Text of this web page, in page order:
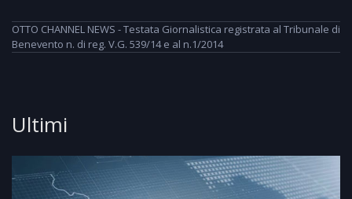
OTTO CHANNEL NEWS - Testata Giornalistica registrata al Tribunale di
Benevento n. di reg. V.G. 539/14 e al n.1/2014
Ultimi